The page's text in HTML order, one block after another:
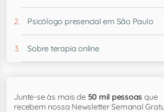
Psicólogo presencial em São Paulo
Sobre terapia online
Junte-se às mais de 50 mil pessoas que
recebem nossa Newsletter Semanal